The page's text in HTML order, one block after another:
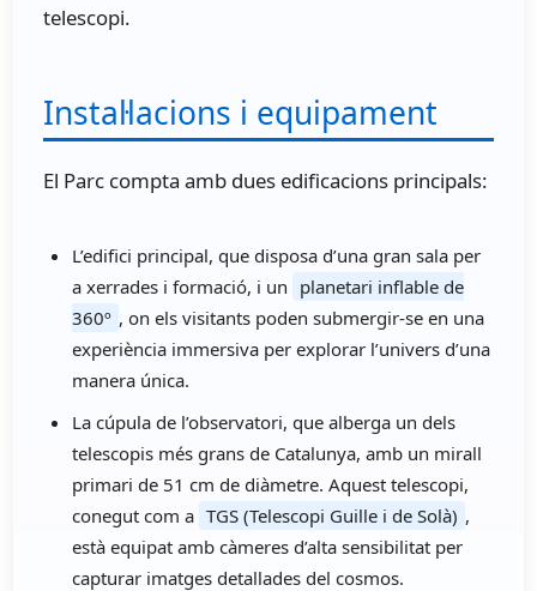
telescopi.
Instal·lacions i equipament
El Parc compta amb dues edificacions principals:
L’edifici principal, que disposa d’una gran sala per
a xerrades i formació, i un planetari inflable de
360º , on els visitants poden submergir-se en una
experiència immersiva per explorar l’univers d’una
manera única.
La cúpula de l’observatori, que alberga un dels
telescopis més grans de Catalunya, amb un mirall
primari de 51 cm de diàmetre. Aquest telescopi,
conegut com a TGS (Telescopi Guille i de Solà) ,
està equipat amb càmeres d’alta sensibilitat per
capturar imatges detallades del cosmos.